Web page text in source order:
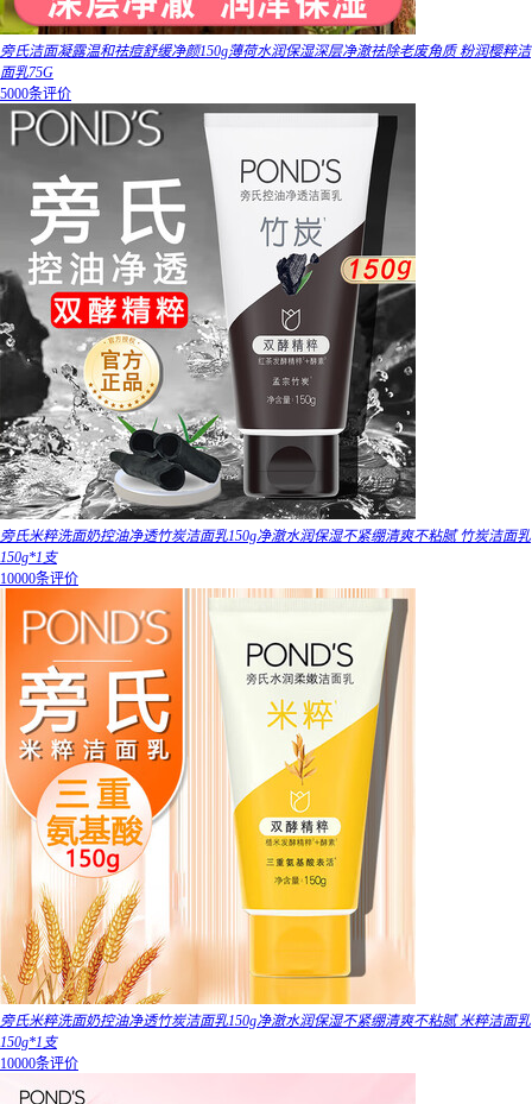
旁氏洁面凝露温和祛痘舒缓净颜150g薄荷水润保湿深层净澈祛除老废角质 粉润樱粹洁
面乳75G
5000条评价
旁氏米粹洗面奶控油净透竹炭洁面乳150g净澈水润保湿不紧绷清爽不粘腻 竹炭洁面乳
150g*1支
10000条评价
旁氏米粹洗面奶控油净透竹炭洁面乳150g净澈水润保湿不紧绷清爽不粘腻 米粹洁面乳
150g*1支
10000条评价